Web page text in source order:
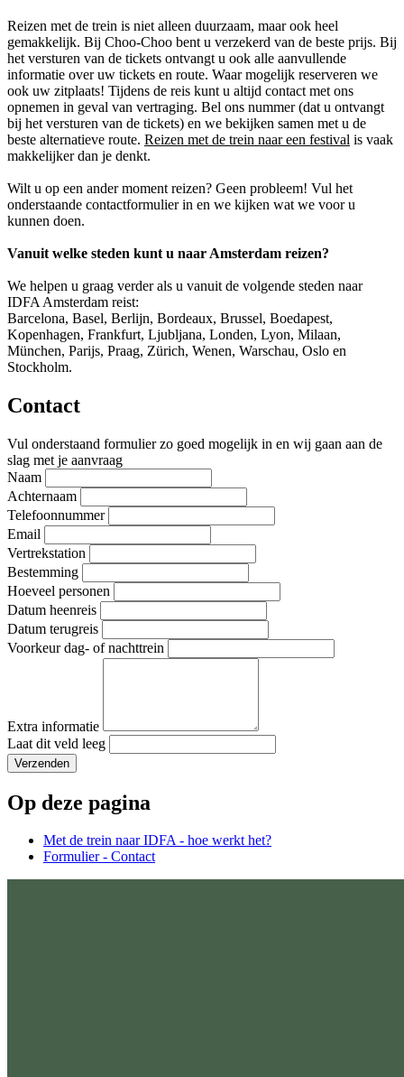
Reizen met de trein is niet alleen duurzaam, maar ook heel
gemakkelijk. Bij Choo-Choo bent u verzekerd van de beste prijs. Bij
het versturen van de tickets ontvangt u ook alle aanvullende
informatie over uw tickets en route. Waar mogelijk reserveren we
ook uw zitplaats! Tijdens de reis kunt u altijd contact met ons
opnemen in geval van vertraging. Bel ons nummer (dat u ontvangt
bij het versturen van de tickets) en we bekijken samen met u de
beste alternatieve route. Reizen met de trein naar een festival is vaak
makkelijker dan je denkt.
Wilt u op een ander moment reizen? Geen probleem! Vul het
onderstaande contactformulier in en we kijken wat we voor u
kunnen doen.
Vanuit welke steden kunt u naar Amsterdam reizen?
We helpen u graag verder als u vanuit de volgende steden naar
IDFA Amsterdam reist:
Barcelona, ​​Basel, Berlijn, Bordeaux, Brussel, Boedapest,
Kopenhagen, Frankfurt, Ljubljana, Londen, Lyon, Milaan,
München, Parijs, Praag, Zürich, Wenen, Warschau, Oslo en
Stockholm.
Contact
Vul onderstaand formulier zo goed mogelijk in en wij gaan aan de
slag met je aanvraag
Naam
Achternaam
Telefoonnummer
Email
Vertrekstation
Bestemming
Hoeveel personen
Datum heenreis
Datum terugreis
Voorkeur dag- of nachttrein
Extra informatie
Laat dit veld leeg
Verzenden
Op deze pagina
Met de trein naar IDFA - hoe werkt het?
Formulier - Contact